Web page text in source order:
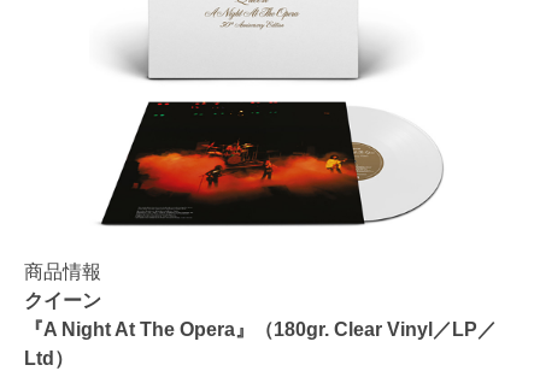
商品情報
クイーン
『A Night At The Opera』（180gr. Clear Vinyl／LP／
Ltd）